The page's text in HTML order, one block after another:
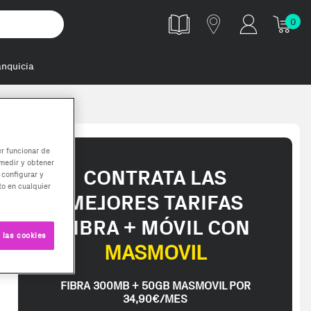
0
CONTRATA LAS
MEJORES TARIFAS
FIBRA + MÓVIL CON
MASMOVIL
FIBRA 300MB + 50GB MASMOVIL POR
34,90€/MES
funcionar de
y obtener
y
en cualquier
cookies